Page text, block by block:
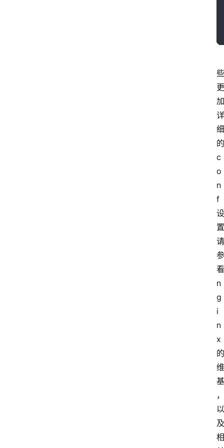
些
更
加
详
细
的
c
o
n
f
设
置
请
参
看
n
g
i
n
x
的
维
基
，
以
及
相